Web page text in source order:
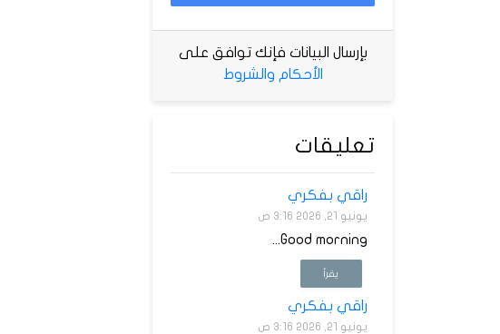
بإرسال البيانات فإنك توافق على
الأحكام والشروط
تعليقات
راقي بفكري
يونيو 21, 2026 3:16 ص
Good morning...
يقرأ
راقي بفكري
يونيو 21, 2026 3:16 ص